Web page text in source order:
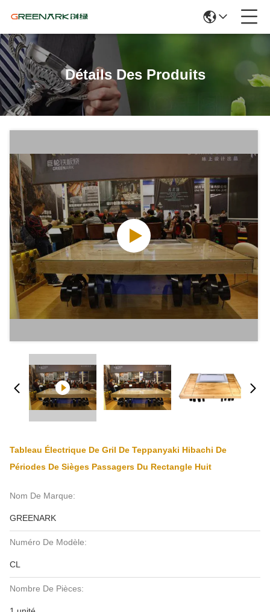
Détails Des Produits
Tableau Électrique De Gril De Teppanyaki Hibachi De
Périodes De Sièges Passagers Du Rectangle Huit
Nom De Marque:
GREENARK
Numéro De Modèle:
CL
Nombre De Pièces: